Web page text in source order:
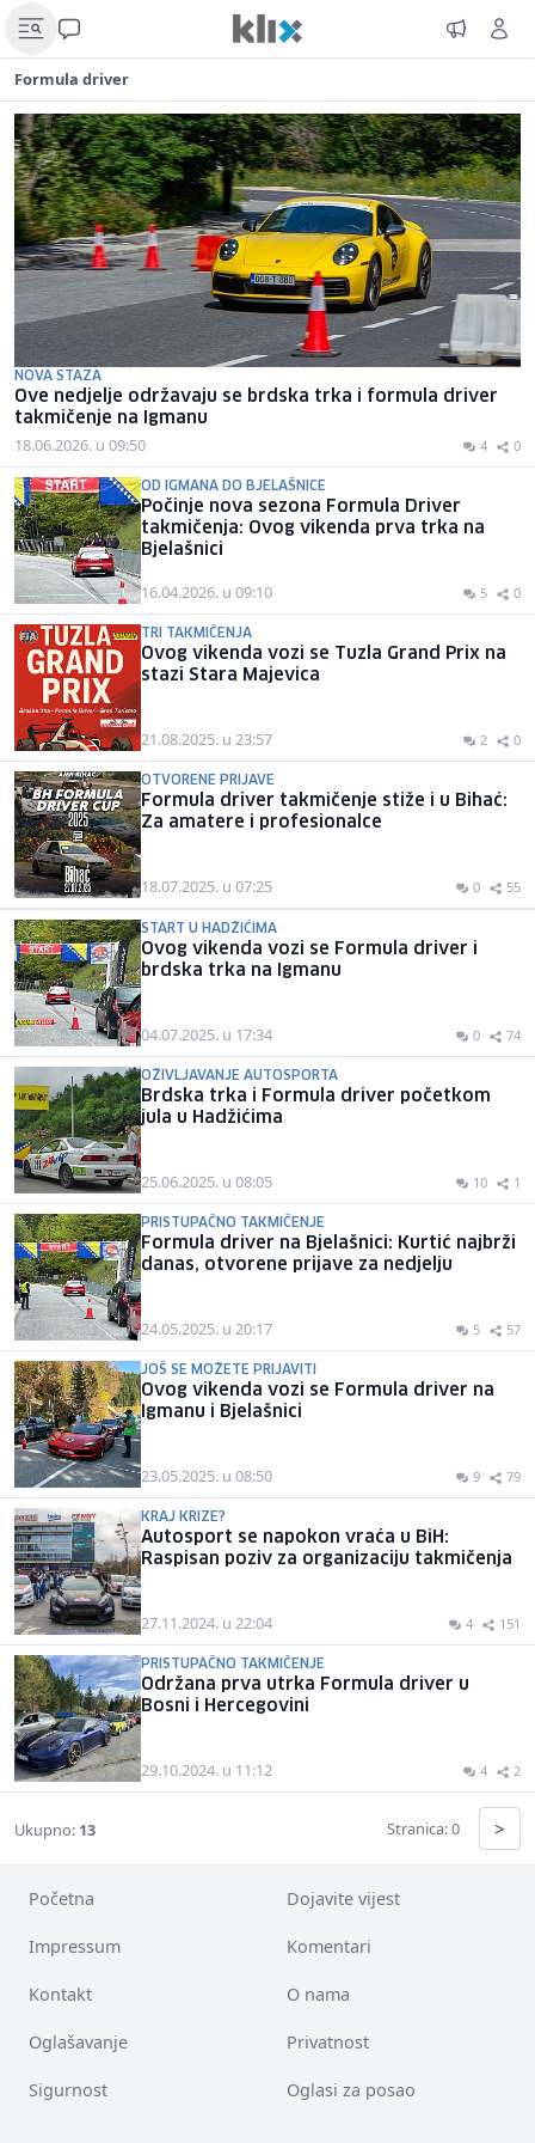
Formula driver
NOVA STAZA
Ove nedjelje održavaju se brdska trka i formula driver
takmičenje na Igmanu
18.06.2026. u 09:50 4 0
OD IGMANA DO BJELAŠNICE
Počinje nova sezona Formula Driver
takmičenja: Ovog vikenda prva trka na
Bjelašnici
16.04.2026. u 09:10 5 0
TRI TAKMIČENJA
Ovog vikenda vozi se Tuzla Grand Prix na
stazi Stara Majevica
21.08.2025. u 23:57 2 0
OTVORENE PRIJAVE
Formula driver takmičenje stiže i u Bihać:
Za amatere i profesionalce
18.07.2025. u 07:25 0 55
START U HADŽIĆIMA
Ovog vikenda vozi se Formula driver i
brdska trka na Igmanu
04.07.2025. u 17:34 0 74
OŽIVLJAVANJE AUTOSPORTA
Brdska trka i Formula driver početkom
jula u Hadžićima
25.06.2025. u 08:05 10 1
PRISTUPAČNO TAKMIČENJE
Formula driver na Bjelašnici: Kurtić najbrži
danas, otvorene prijave za nedjelju
24.05.2025. u 20:17 5 57
JOŠ SE MOŽETE PRIJAVITI
Ovog vikenda vozi se Formula driver na
Igmanu i Bjelašnici
23.05.2025. u 08:50 9 79
KRAJ KRIZE?
Autosport se napokon vraća u BiH:
Raspisan poziv za organizaciju takmičenja
27.11.2024. u 22:04 4 151
PRISTUPAČNO TAKMIČENJE
Održana prva utrka Formula driver u
Bosni i Hercegovini
29.10.2024. u 11:12 4 2
Ukupno: 13 Stranica: 0 >
Početna Dojavite vijest
Impressum Komentari
Kontakt O nama
Oglašavanje Privatnost
Sigurnost Oglasi za posao